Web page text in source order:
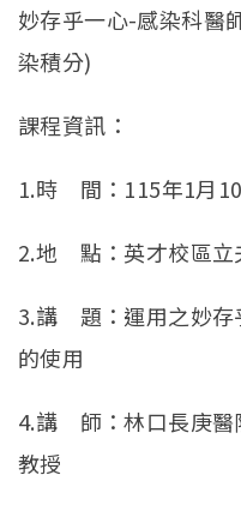
妙存乎一心-感染科醫
染積分)
課程資訊：
1.時 間：115年1月
2.地 點：英才校區立
3.講 題：運用之妙存
的使用
4.講 師：林口長庚醫
教授